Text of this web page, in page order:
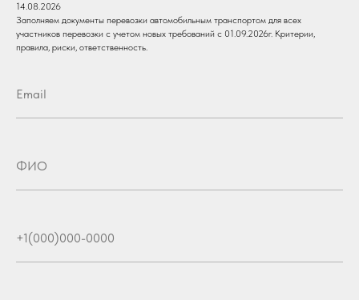
14.08.2026
Заполняем документы перевозки автомобильным транспортом для всех
участников перевозки с учетом новых требований с 01.09.2026г. Критерии,
правила, риски, ответственность.